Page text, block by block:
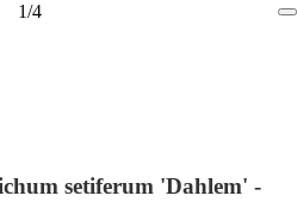
1/4
setiferum 'Dahlem' -